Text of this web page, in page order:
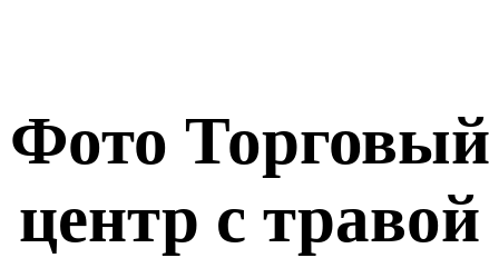
Фото Торговый
центр с травой